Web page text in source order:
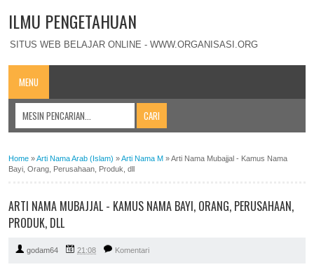
ILMU PENGETAHUAN
SITUS WEB BELAJAR ONLINE - WWW.ORGANISASI.ORG
MENU
Home »Arti Nama Arab (Islam) »Arti Nama M »Arti Nama Mubajjal - Kamus Nama
Bayi, Orang, Perusahaan, Produk, dll
ARTI NAMA MUBAJJAL - KAMUS NAMA BAYI, ORANG, PERUSAHAAN,
PRODUK, DLL
godam64 21:08 Komentari